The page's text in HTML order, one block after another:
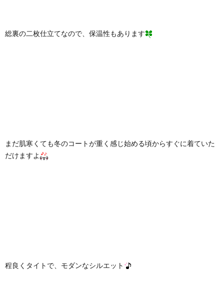
総裏の二枚仕立てなので、保温性もあります
まだ肌寒くても冬のコートが重く感じ始める頃からすぐに着ていた
だけますよ
程良くタイトで、モダンなシルエット